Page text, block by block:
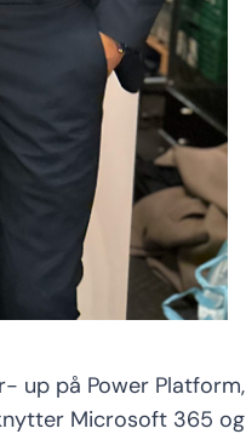
up på Power Platform,
Microsoft 365 og